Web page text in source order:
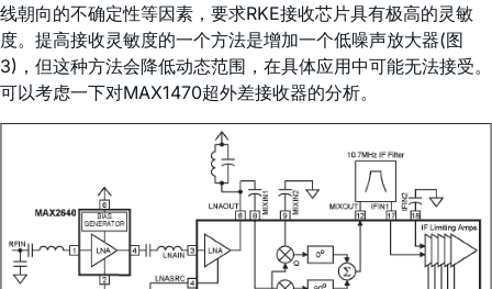
线朝向的不确定性等因素，要求RKE接收芯片具有极高的灵敏
度。提高接收灵敏度的一个方法是增加一个低噪声放大器(图
3)，但这种方法会降低动态范围，在具体应用中可能无法接受。
可以考虑一下对MAX1470超外差接收器的分析。